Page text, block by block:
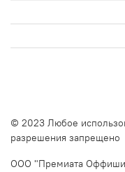
© 2023 Любое
разрешения запрещено
ООО "Премиата